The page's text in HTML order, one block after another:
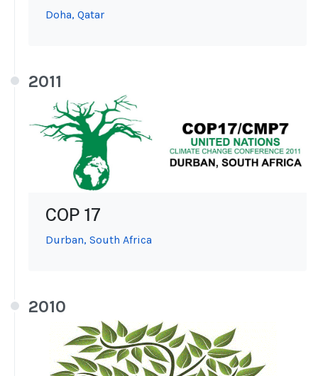
Doha, Qatar
2011
COP 17
Durban, South Africa
2010